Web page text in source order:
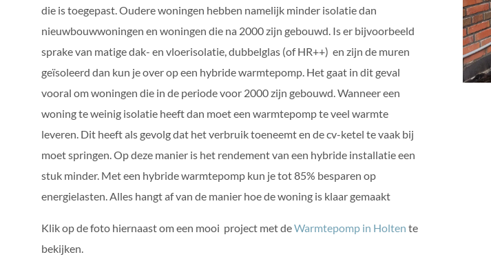
die is toegepast. Oudere woningen hebben namelijk minder isolatie dan
nieuwbouwwoningen en woningen die na 2000 zijn gebouwd. Is er bijvoorbeeld
sprake van matige dak- en vloerisolatie, dubbelglas (of HR++) en zijn de muren
geïsoleerd dan kun je over op een hybride warmtepomp. Het gaat in dit geval
vooral om woningen die in de periode voor 2000 zijn gebouwd. Wanneer een
woning te weinig isolatie heeft dan moet een warmtepomp te veel warmte
leveren. Dit heeft als gevolg dat het verbruik toeneemt en de cv-ketel te vaak bij
moet springen. Op deze manier is het rendement van een hybride installatie een
stuk minder. Met een hybride warmtepomp kun je tot 85% besparen op
energielasten. Alles hangt af van de manier hoe de woning is klaar gemaakt
Klikopde foto hiernaast om een mooi project met deWarmtepomp in Holten te
bekijken.